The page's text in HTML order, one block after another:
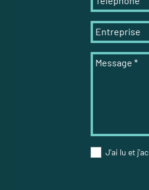
Entreprise
Message *
J'ai lu et